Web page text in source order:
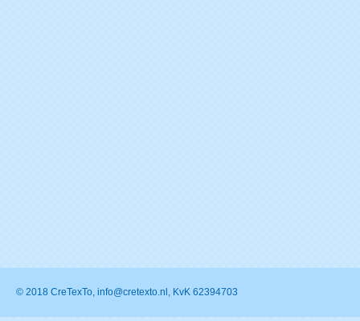
© 2018 CreTexTo, info@cretexto.nl, KvK 62394703